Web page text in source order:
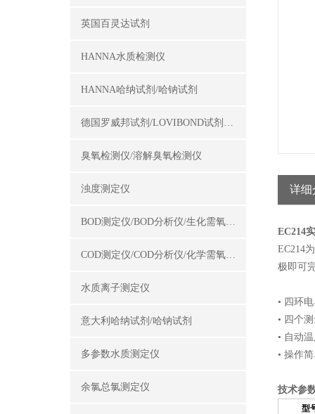
英国百灵达试剂
HANNA水质检测仪
HANNA哈纳试剂/哈钠试剂
德国罗威邦试剂/LOVIBOND试剂/罗威邦试剂
臭氧检测仪/溶解臭氧检测仪
浊度测定仪
BOD测定仪/BOD分析仪/生化需氧量测定仪
COD测定仪/COD分析仪/化学需氧量测定仪
水质离子测定仪
意大利哈纳试剂/哈钠试剂
多参数水质测定仪
余氯总氯测定仪
详细
EC214
EC214
极即可
• 四环
• 四个
• 自动
• 操作
技术参
型